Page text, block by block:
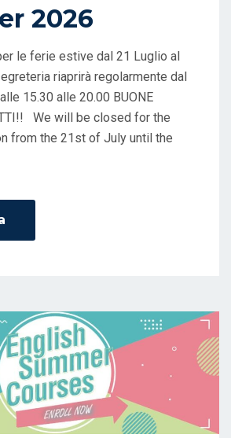
2026
le ferie estive dal 21 Luglio al
riaprirà regolarmente dal
15.30 alle 20.00 BUONE
We will be closed for the
from the 21st of July until the